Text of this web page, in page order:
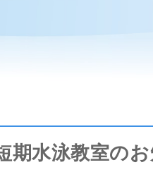
期水泳教室の